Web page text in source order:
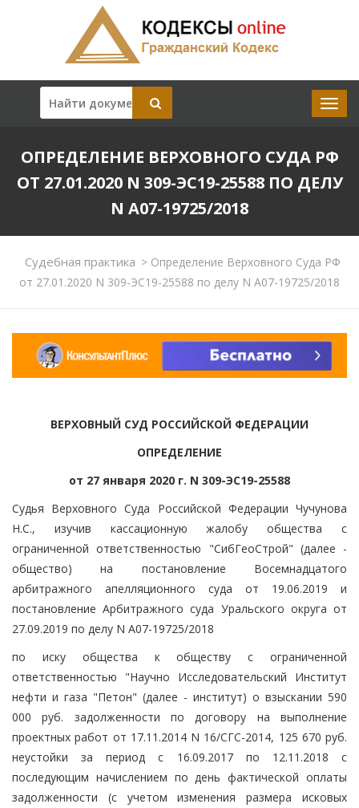
ОПРЕДЕЛЕНИЕ ВЕРХОВНОГО СУДА РФ
ОТ 27.01.2020 N 309-ЭС19-25588 ПО ДЕЛУ
N А07-19725/2018
Судебная практика >Определение Верховного Суда РФ
от 27.01.2020 N 309-ЭС19-25588 по делу N А07-19725/2018
ВЕРХОВНЫЙ СУД РОССИЙСКОЙ ФЕДЕРАЦИИ
ОПРЕДЕЛЕНИЕ
от 27 января 2020 г. N 309-ЭС19-25588
Судья Верховного Суда Российской Федерации Чучунова
Н.С., изучив кассационную жалобу общества с
ограниченной ответственностью "СибГеоСтрой" (далее -
общество) на постановление Восемнадцатого
арбитражного апелляционного суда от 19.06.2019 и
постановление Арбитражного суда Уральского округа от
27.09.2019 по делу N А07-19725/2018
по иску общества к обществу с ограниченной
ответственностью "Научно Исследовательский Институт
нефти и газа "Петон" (далее - институт) о взыскании 590
000 руб. задолженности по договору на выполнение
проектных работ от 17.11.2014 N 16/СГС-2014, 125 670 руб.
неустойки за период с 16.09.2017 по 12.11.2018 с
последующим начислением по день фактической оплаты
задолженности (с учетом изменения размера исковых